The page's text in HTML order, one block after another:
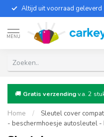
Altijd uit voorraad geleverd
MENU
🚚 Gratis verzendingv.a. 2
Home /
Sleutel cover
- beschermhoesje autosleutel -